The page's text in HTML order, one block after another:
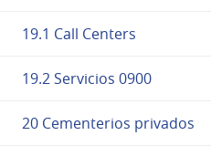
19.1 Call Centers
19.2 Servicios 0900
20 Cementerios privados